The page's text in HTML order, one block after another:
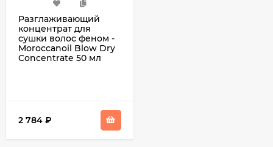
Разглаживающий
концентрат для
сушки волос феном -
Moroccanoil Blow Dry
Concentrate 50 мл
2 784 ₽